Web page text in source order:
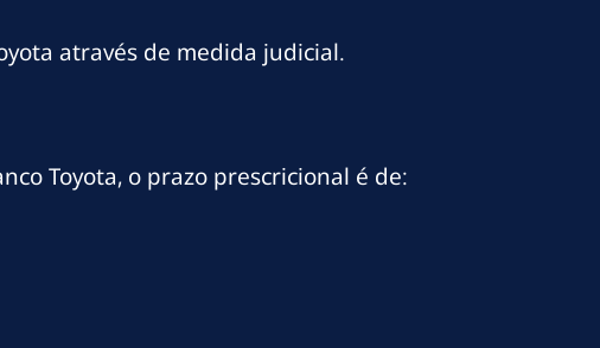
através de medida judicial.
Toyota, o prazo prescricional é de: